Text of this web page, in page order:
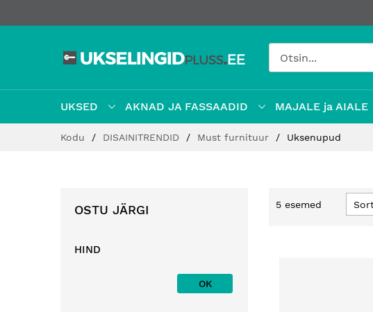
UKSED AKNAD JA FASSAADID MAJALE ja AIALE
Kodu DISAINITRENDID Must furnituur Uksenupud
5 esemed
OSTU JÄRGI
HIND
OK